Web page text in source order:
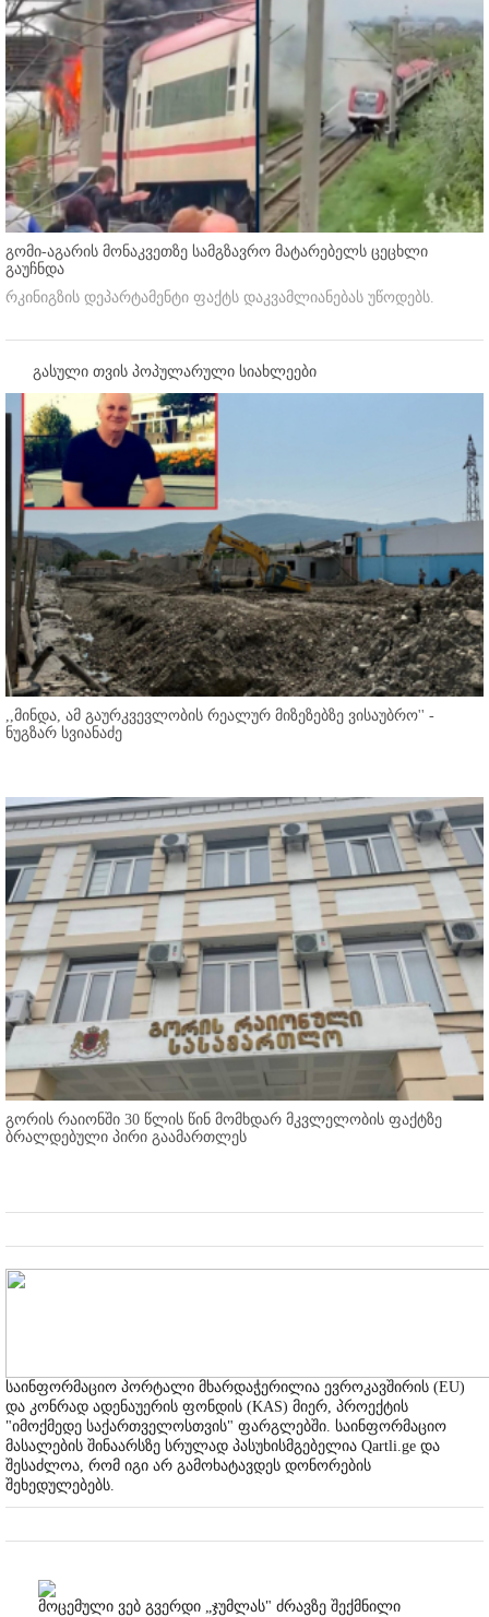
გომი-აგარის მონაკვეთზე სამგზავრო მატარებელს ცეცხლი
გაუჩნდა
რკინიგზის დეპარტამენტი ფაქტს დაკვამლიანებას უწოდებს.
გასული თვის პოპულარული სიახლეები
,,მინდა, ამ გაურკვევლობის რეალურ მიზეზებზე ვისაუბრო'' -
ნუგზარ სვიანაძე
გორის რაიონში 30 წლის წინ მომხდარ მკვლელობის ფაქტზე
ბრალდებული პირი გაამართლეს
საინფორმაციო პორტალი მხარდაჭერილია ევროკავშირის (EU)
და კონრად ადენაუერის ფონდის (KAS) მიერ, პროექტის
"იმოქმედე საქართველოსთვის" ფარგლებში. საინფორმაციო
მასალების შინაარსზე სრულად პასუხისმგებელია Qartli.ge და
შესაძლოა, რომ იგი არ გამოხატავდეს დონორების
შეხედულებებს.
მოცემული ვებ გვერდი „ჯუმლას" ძრავზე შექმნილი